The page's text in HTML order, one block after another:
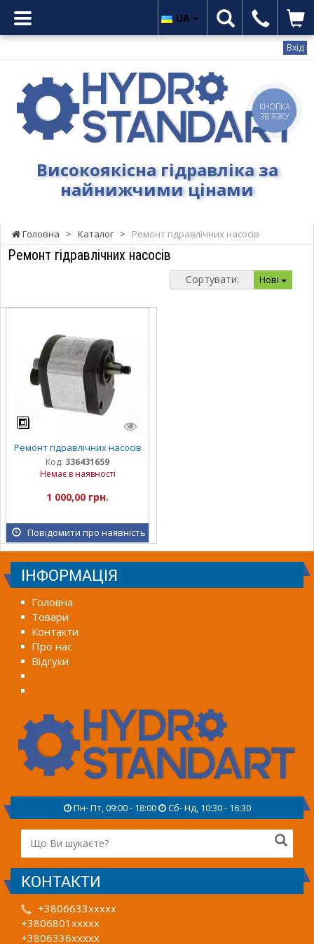
Вхід
Гідростандарт
Високоякісна
гідравліка
цінамиВисокоякісна гідравліка за
найнижчими цінами
UA
Головна > Каталог > Ремонт гідравлічних насосів
Ремонт гідравлічних насосів
Сортувати: Нові
Ремонт гідравлічних насосів
Код: 336431659
Немає в наявності
1 000,00 грн.
Повідомити про наявність
ІНФОРМАЦІЯ
Головна
Товари
Контакти
Про нас
Відгуки
Пн- Пт, 09:00 - 18:00 Сб- Нд, 10:30 - 16:30
КОНТАКТИ
+3806633xxxxx
+3806801xxxxx
+3806336xxxxx
КНОПКА
ЗВ'ЯЗКУ